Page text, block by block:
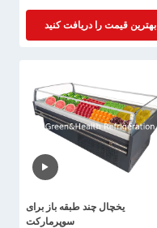
بهترین قیمت را دریافت کنید
یخچال چند طبقه باز برای
سوپرمارکت